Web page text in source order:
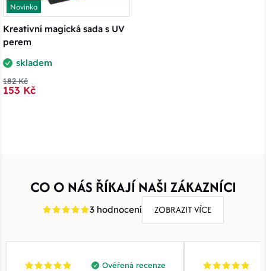
Novinka
Kreativní magická sada s UV
perem
skladem
182 Kč
153 Kč
CO O NÁS ŘÍKAJÍ NAŠI ZÁKAZNÍCI
3 hodnocení ZOBRAZIT VÍCE
Ověřená recenze